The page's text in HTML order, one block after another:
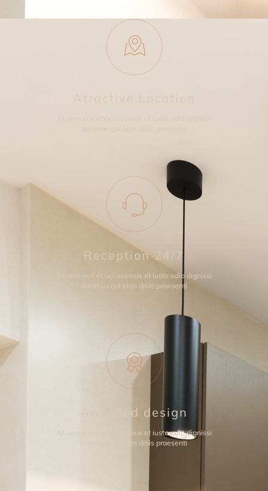
Reception 24/7
At vero eos et accusamus et iusto odio dignissi
ducimus qui blan ditiis praesenti
Awarded design
At vero eos et accusamus et iusto odio dignissi
ducimus qui blan ditiis praesenti